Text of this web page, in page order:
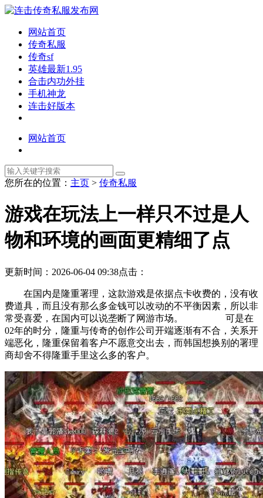
网站首页
传奇私服
传奇sf
英雄最新1.95
合击内功外挂
手机神龙
连击好版本
网站首页
您所在的位置： 主页 > 传奇私服
游戏在玩法上一样只不过是人
物和环境的画面更精细了点
更新时间：2026-06-04 09:38点击：
在国内是隆重署理，这款游戏是依据点卡收费的，没有收
费道具，而且没有那么多金钱可以改动的不平衡因素，所以非
常受喜爱，在国内可以说垄断了网游市场。 可是在
02年的时分，隆重与传奇的创作公司开端逐渐有不合，关系开
端恶化，隆重保留着客户不愿意交出去，而韩国想换别的署理
商却舍不得隆重手里这么多的客户。